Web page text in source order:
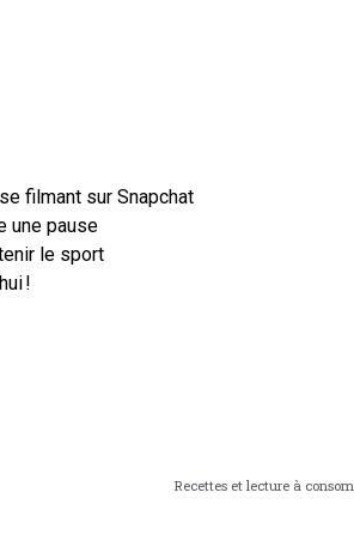
filmant sur Snapchat
une pause
le sport
!
Recettes et lecture à